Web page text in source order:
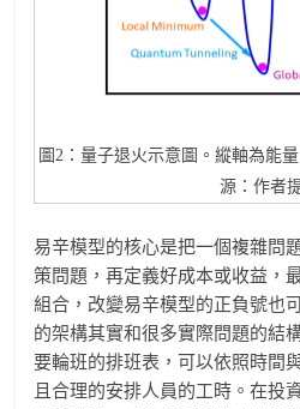
圖2：量子退火示意圖。縱軸為能
源：作者
易辛模型的核心是把一個複雜問
策問題，再定義好成本或收益，
組合，改變易辛模型的正負號也
的架構其實和很多實際問題的結
要輪班的排班表，可以依照時間
且合理的安排人員的工時。在投